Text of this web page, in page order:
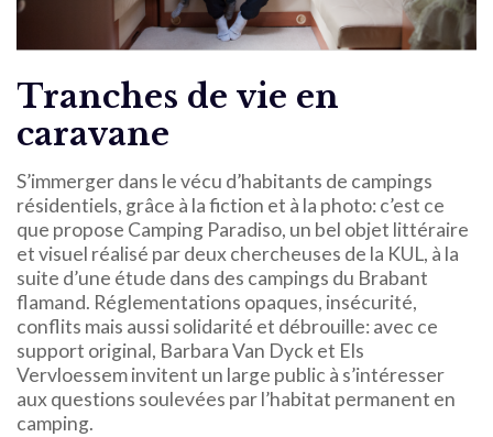
Tranches de vie en
caravane
S’immerger dans le vécu d’habitants de campings
résidentiels, grâce à la fiction et à la photo: c’est ce
que propose Camping Paradiso, un bel objet littéraire
et visuel réalisé par deux chercheuses de la KUL, à la
suite d’une étude dans des campings du Brabant
flamand. Réglementations opaques, insécurité,
conflits mais aussi solidarité et débrouille: avec ce
support original, Barbara Van Dyck et Els
Vervloessem invitent un large public à s’intéresser
aux questions soulevées par l’habitat permanent en
camping.